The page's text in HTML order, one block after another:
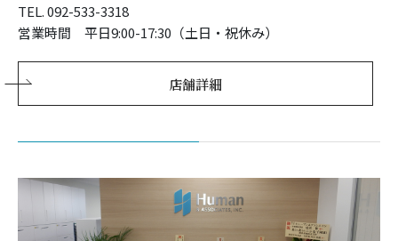
TEL. 092-533-3318
営業時間 平日9:00-17:30（土日・祝休み）
店舗詳細